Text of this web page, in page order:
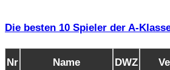
Die besten 10 Spieler der A-
Nr Name DWZ